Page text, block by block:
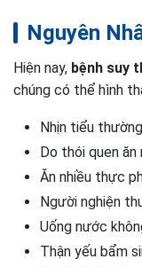
Nguyên
Hiện nay, bệnh suy
chúng có thể hình
Nhịn tiểu
Do thói quen ăn
Ăn nhiều thực
Người nghiện
Uống nước
Thận yếu bẩm